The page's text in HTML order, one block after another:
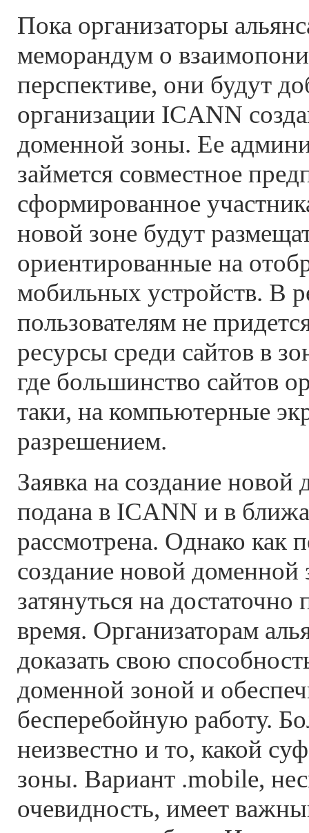
Пока организаторы
меморандум о
перспективе, они будут
организации ICANN
доменной зоны. Ее
займется совместное
сформированное
новой зоне будут
ориентированные на
мобильных устройств. В
пользователям не
ресурсы среди сайтов в
где большинство сайтов
таки, на компьютерные
разрешением.
Заявка на создание
подана в ICANN и в
рассмотрена. Однако как
создание новой
затянуться на
время. Организаторам
доказать свою
доменной зоной и
бесперебойную работу.
неизвестно и то, какой
зоны. Вариант .mobile,
очевидность, имеет